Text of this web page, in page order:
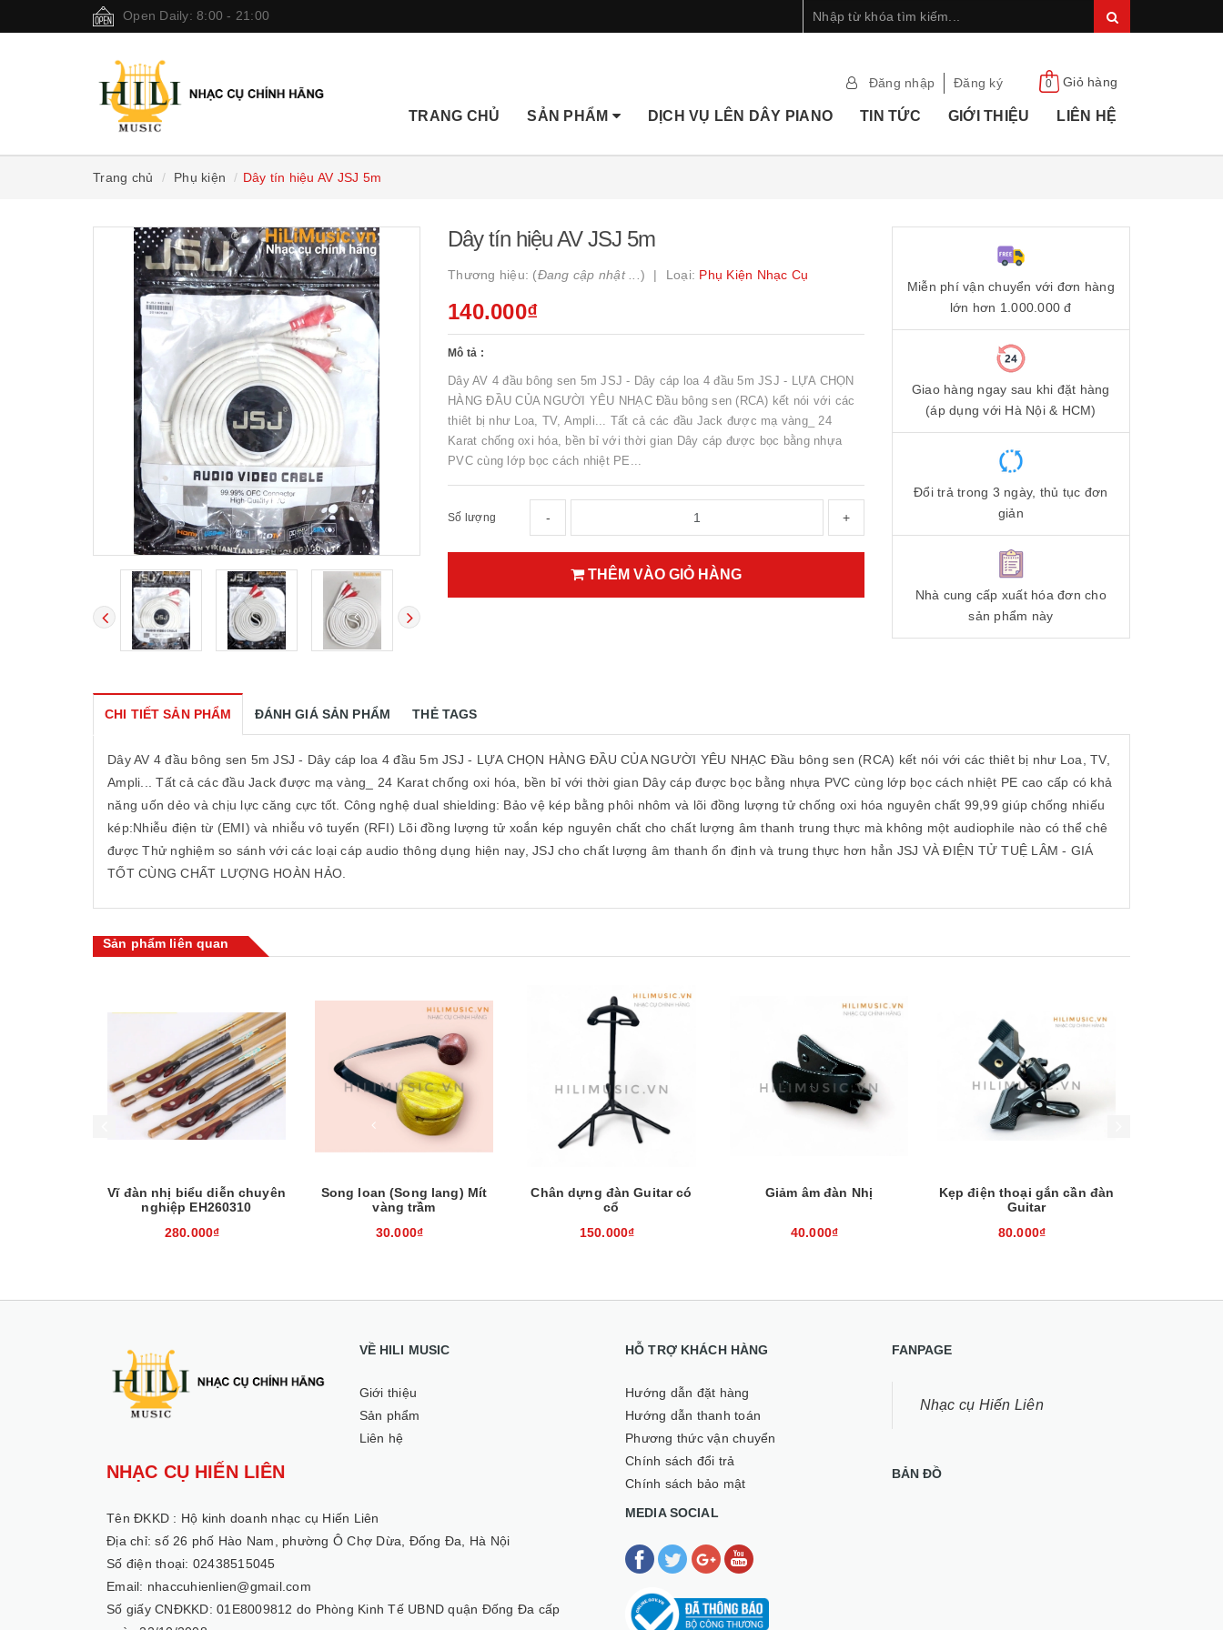
Open Daily: 8:00 - 21:00
Đăng nhập Đăng ký 0 Giỏ hàng
TRANG CHỦ SẢN PHẨM DỊCH VỤ LÊN DÂY PIANO TIN TỨC GIỚI THIỆU LIÊN HỆ
Trang chủ Phụ kiện Dây tín hiệu AV JSJ 5m
Dây tín hiệu AV JSJ 5m
Thương hiệu: (Đang cập nhật ... ) Loại: Phụ Kiện Nhạc Cụ
140.000₫
Mô tả :
Dây AV 4 đầu bông sen 5m JSJ - Dây cáp loa 4 đầu 5m JSJ - LỰA CHỌN
HÀNG ĐẦU CỦA NGƯỜI YÊU NHẠC Đầu bông sen (RCA) kết nói với các
thiêt bị như Loa, TV, Ampli... Tất cả các đầu Jack được mạ vàng_ 24
Karat chống oxi hóa, bền bỉ với thời gian Dây cáp được bọc bằng nhựa
PVC cùng lớp bọc cách nhiệt PE...
Số lượng - +
THÊM VÀO GIỎ HÀNG
Miễn phí vận chuyển với đơn hàng
lớn hơn 1.000.000 đ
Giao hàng ngay sau khi đặt hàng
(áp dụng với Hà Nội & HCM)
Đổi trả trong 3 ngày, thủ tục đơn
giản
Nhà cung cấp xuất hóa đơn cho
sản phẩm này
CHI TIẾT SẢN PHẨM ĐÁNH GIÁ SẢN PHẨM THẺ TAGS
Dây AV 4 đầu bông sen 5m JSJ - Dây cáp loa 4 đầu 5m JSJ - LỰA CHỌN HÀNG ĐẦU CỦA NGƯỜI YÊU NHẠC Đầu bông sen (RCA) kết nói với các thiêt bị như Loa, TV,
Ampli... Tất cả các đầu Jack được mạ vàng_ 24 Karat chống oxi hóa, bền bỉ với thời gian Dây cáp được bọc bằng nhựa PVC cùng lớp bọc cách nhiệt PE cao cấp có khả
năng uốn dẻo và chịu lực căng cực tốt. Công nghệ dual shielding: Bảo vệ kép bằng phôi nhôm và lõi đồng lượng tử chống oxi hóa nguyên chất 99,99 giúp chống nhiếu
kép:Nhiễu điện từ (EMI) và nhiễu vô tuyến (RFI) Lõi đồng lượng tử xoắn kép nguyên chất cho chất lượng âm thanh trung thực mà không một audiophile nào có thể chê
được Thử nghiệm so sánh với các loại cáp audio thông dụng hiện nay, JSJ cho chất lượng âm thanh ổn định và trung thực hơn hẳn JSJ VÀ ĐIỆN TỬ TUỆ LÂM - GIÁ
TỐT CÙNG CHẤT LƯỢNG HOÀN HẢO.
Sản phẩm liên quan
Vĩ đàn nhị biểu diễn chuyên
nghiệp EH260310
280.000₫
Xem nhanh
Song loan (Song lang) Mít
vàng trầm
30.000₫
Mua hàng
Chân dựng đàn Guitar có
cổ
150.000₫
Mua hàng
Giảm âm đàn Nhị
40.000₫
Kẹp điện thoại gắn cần đàn
Guitar
80.000₫
VỀ HILI MUSIC
Giới thiệu
Sản phẩm
Liên hệ
NHẠC CỤ HIẾN LIÊN
Tên ĐKKD : Hộ kinh doanh nhạc cụ Hiến Liên
Địa chỉ: số 26 phố Hào Nam, phường Ô Chợ Dừa, Đống Đa, Hà Nội
Số điện thoại: 02438515045
Email: nhaccuhienlien@gmail.com
Số giấy CNĐKKD: 01E8009812 do Phòng Kinh Tế UBND quận Đống Đa cấp
HỖ TRỢ KHÁCH HÀNG
Hướng dẫn đặt hàng
Hướng dẫn thanh toán
Phương thức vận chuyển
Chính sách đổi trả
Chính sách bảo mật
MEDIA SOCIAL
FANPAGE
Nhạc cụ Hiến Liên
BẢN ĐỒ